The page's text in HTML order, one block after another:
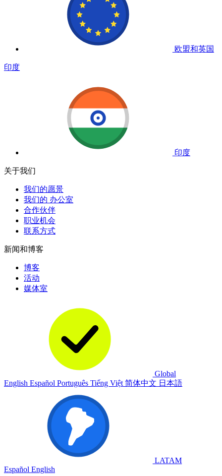
欧盟和英国
印度
印度
关于我们
我们的愿景
我们的 办公室
合作伙伴
职业机会
联系方式
新闻和博客
博客
活动
媒体室
Global
English Español Português Tiếng Việt 简体中文 日本語
LATAM
Español English